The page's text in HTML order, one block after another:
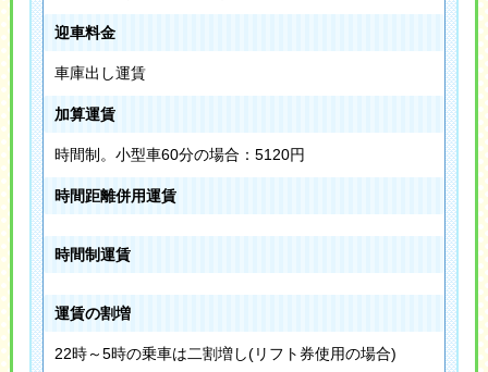
迎車料金
車庫出し運賃
加算運賃
時間制。小型車60分の場合：5120円
時間距離併用運賃
時間制運賃
運賃の割増
22時～5時の乗車は二割増し(リフト券使用の場合)